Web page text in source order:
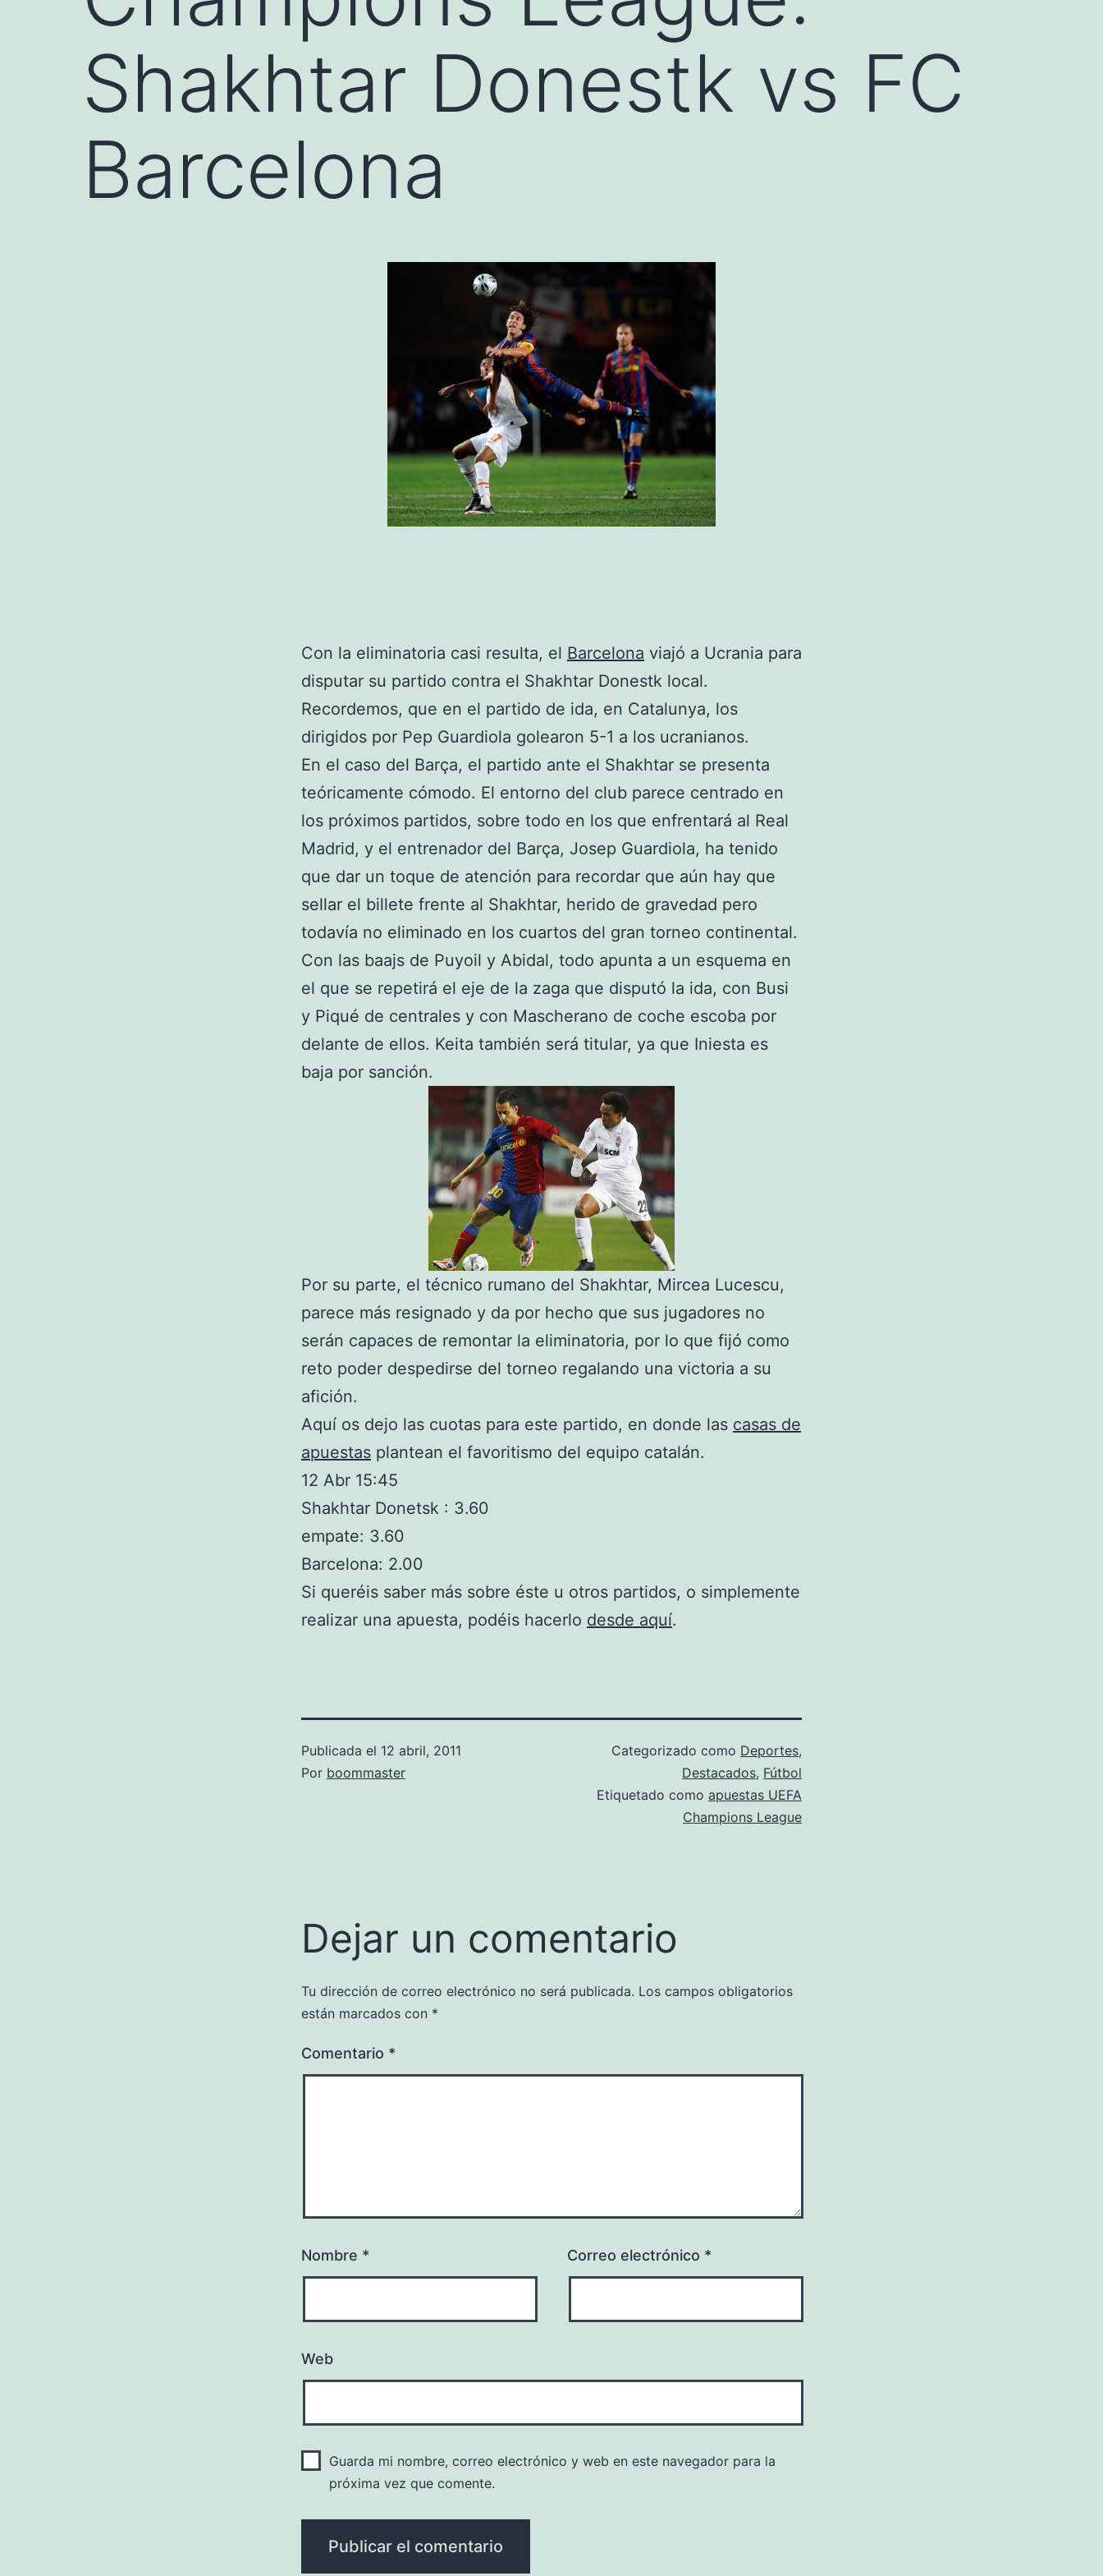
Shakhtar Donestk vs FC
Barcelona
Con la eliminatoria casi resulta, el Barcelona viajó a Ucrania para
disputar su partido contra el Shakhtar Donestk local.
Recordemos, que en el partido de ida, en Catalunya, los
dirigidos por Pep Guardiola golearon 5-1 a los ucranianos.
En el caso del Barça, el partido ante el Shakhtar se presenta
teóricamente cómodo. El entorno del club parece centrado en
los próximos partidos, sobre todo en los que enfrentará al Real
Madrid, y el entrenador del Barça, Josep Guardiola, ha tenido
que dar un toque de atención para recordar que aún hay que
sellar el billete frente al Shakhtar, herido de gravedad pero
todavía no eliminado en los cuartos del gran torneo continental.
Con las baajs de Puyoil y Abidal, todo apunta a un esquema en
el que se repetirá el eje de la zaga que disputó la ida, con Busi
y Piqué de centrales y con Mascherano de coche escoba por
delante de ellos. Keita también será titular, ya que Iniesta es
baja por sanción.
Por su parte, el técnico rumano del Shakhtar, Mircea Lucescu,
parece más resignado y da por hecho que sus jugadores no
serán capaces de remontar la eliminatoria, por lo que fijó como
reto poder despedirse del torneo regalando una victoria a su
afición.
Aquí os dejo las cuotas para este partido, en donde las casas de
apuestas plantean el favoritismo del equipo catalán.
12 Abr 15:45
Shakhtar Donetsk : 3.60
empate: 3.60
Barcelona: 2.00
Si queréis saber más sobre éste u otros partidos, o simplemente
realizar una apuesta, podéis hacerlo desde aquí.
Publicada el 12 abril, 2011
Por boommaster
Categorizado como Deportes,
Destacados, Fútbol
Etiquetado como apuestas UEFA
Champions League
Dejar un comentario
Tu dirección de correo electrónico no será publicada. Los campos obligatorios
están marcados con *
Comentario *
Nombre * Correo electrónico *
Web
Guarda mi nombre, correo electrónico y web en este navegador para la
próxima vez que comente.